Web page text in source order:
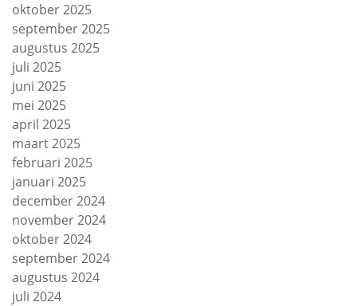
oktober 2025
september 2025
augustus 2025
juli 2025
juni 2025
mei 2025
april 2025
maart 2025
februari 2025
januari 2025
december 2024
november 2024
oktober 2024
september 2024
augustus 2024
juli 2024